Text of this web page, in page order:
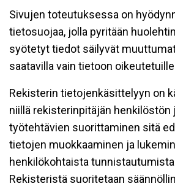
Sivujen toteutuksessa on
tietosuojaa, jolla pyritään
syötetyt tiedot säilyvät
saatavilla vain tietoon
Rekisterin tietojenkäsittelyyn on
niillä rekisterinpitäjän henkilöstön
työtehtävien suorittaminen sitä
tietojen muokkaaminen ja
henkilökohtaista
Rekisteristä suoritetaan